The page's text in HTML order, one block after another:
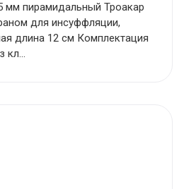
мм пирамидальный Троакар
для инсуффляции,
длина 12 см Комплектация
кл...